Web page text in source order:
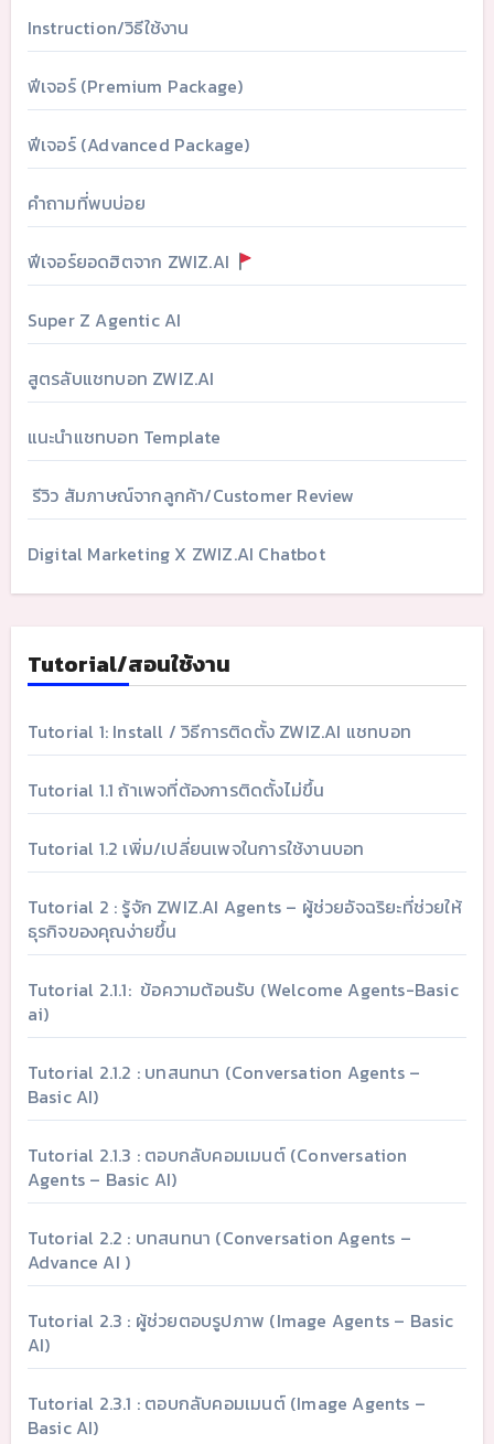
Instruction/วิธีใช้งาน
ฟีเจอร์ (Premium Package)
ฟีเจอร์ (Advanced Package)
คำถามที่พบบ่อย
ฟีเจอร์ยอดฮิตจาก ZWIZ.AI
Super Z Agentic AI
สูตรลับแชทบอท ZWIZ.AI
แนะนำแชทบอท Template
รีวิว สัมภาษณ์จากลูกค้า/Customer Review
Digital Marketing X ZWIZ.AI Chatbot
Tutorial/สอนใช้งาน
Tutorial 1: Install / วิธีการติดตั้ง ZWIZ.AI แชทบอท
Tutorial 1.1 ถ้าเพจที่ต้องการติดตั้งไม่ขึ้น
Tutorial 1.2 เพิ่ม/เปลี่ยนเพจในการใช้งานบอท
Tutorial 2 : รู้จัก ZWIZ.AI Agents – ผู้ช่วยอัจฉริยะที่ช่วยให้
ธุรกิจของคุณง่ายขึ้น
Tutorial 2.1.1: ข้อความต้อนรับ (Welcome Agents-Basic
ai)
Tutorial 2.1.2 : บทสนทนา (Conversation Agents –
Basic AI)
Tutorial 2.1.3 : ตอบกลับคอมเมนต์ (Conversation
Agents – Basic AI)
Tutorial 2.2 : บทสนทนา (Conversation Agents –
Advance AI )
Tutorial 2.3 : ผู้ช่วยตอบรูปภาพ (Image Agents – Basic
AI)
Tutorial 2.3.1 : ตอบกลับคอมเมนต์ (Image Agents –
Basic AI)